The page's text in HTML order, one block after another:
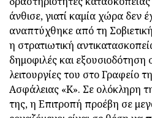
άνθισε, γιατί καμία χώρα δεν
αναπτύχθηκε από τη
η στρατιωτική
δημοφιλές και εξουσιοδότηση
λειτουργίες του στο Γραφείο
Ασφάλειας «K». Σε ολόκληρη
της, η Επιτροπή προέβη σε